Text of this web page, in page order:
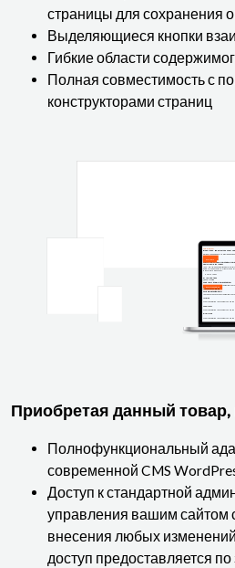
страницы для сохранения
Выделяющиеся кнопки
Гибкие области
Полная совместимость с
конструкторами страниц
Приобретая данный
Полнофункциональный
современной CMS
Доступ к стандартной
управления вашим сайтом
внесения любых
доступ предоставляется по